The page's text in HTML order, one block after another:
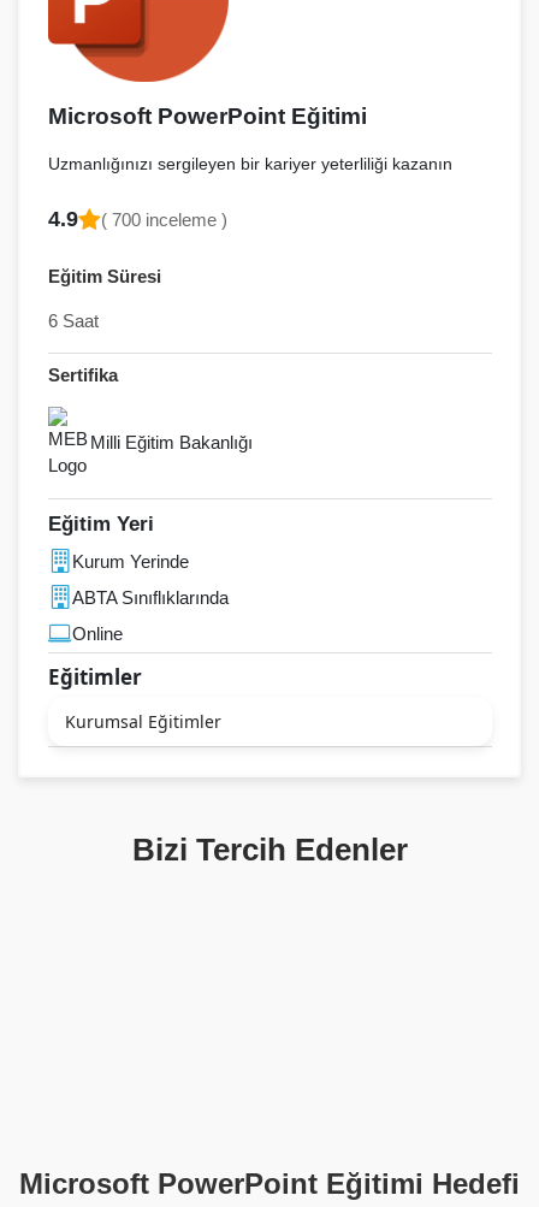
Microsoft PowerPoint Eğitimi
Uzmanlığınızı sergileyen bir kariyer yeterliliği kazanın
4.9 ( 700 inceleme )
Eğitim Süresi
6 Saat
Sertifika
Milli Eğitim Bakanlığı
Eğitim Yeri
Kurum Yerinde
ABTA Sınıflıklarında
Online
Eğitimler
Kurumsal Eğitimler
Bizi Tercih Edenler
Microsoft PowerPoint Eğitimi Hedefi